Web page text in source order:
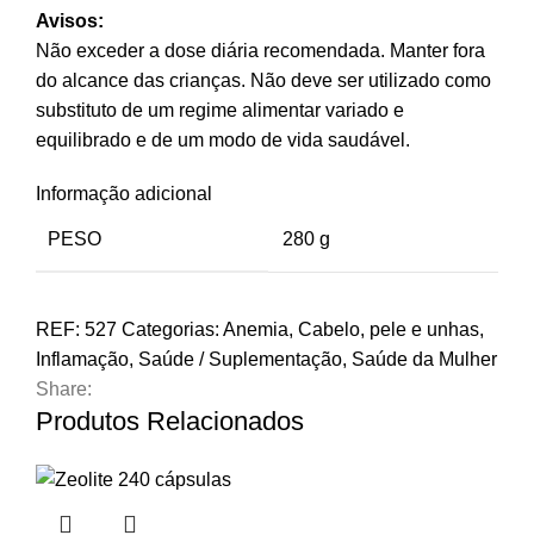
Avisos:
Não exceder a dose diária recomendada. Manter fora
do alcance das crianças. Não deve ser utilizado como
substituto de um regime alimentar variado e
equilibrado e de um modo de vida saudável.
Informação adicional
PESO 280 g
REF: 527 Categorias: Anemia, Cabelo, pele e unhas,
Inflamação, Saúde / Suplementação, Saúde da Mulher
Share:
Produtos Relacionados